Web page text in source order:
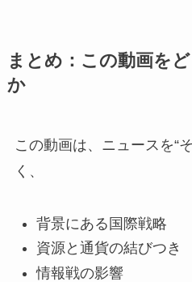
まとめ：この動画を
か
この動画は、ニュースを“
く、
背景にある国際戦略
資源と通貨の結びつき
情報戦の影響